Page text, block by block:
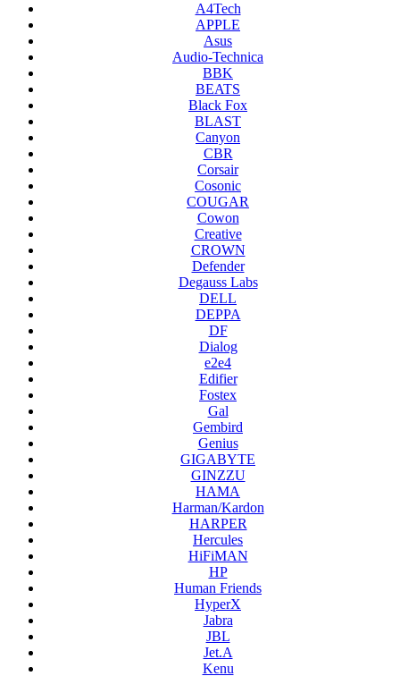
A4Tech
APPLE
Asus
Audio-Technica
BBK
BEATS
Black Fox
BLAST
Canyon
CBR
Corsair
Cosonic
COUGAR
Cowon
Creative
CROWN
Defender
Degauss Labs
DELL
DEPPA
DF
Dialog
e2e4
Edifier
Fostex
Gal
Gembird
Genius
GIGABYTE
GINZZU
HAMA
Harman/Kardon
HARPER
Hercules
HiFiMAN
HP
Human Friends
HyperX
Jabra
JBL
Jet.A
Kenu